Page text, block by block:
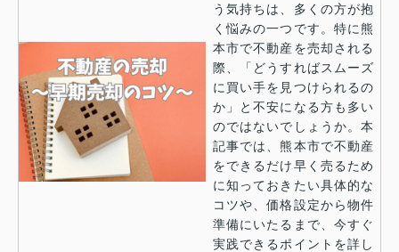
う気持ちは、多くの方が抱
く悩みの一つです。特に熊
本市で不動産を売却される
際、「どうすればスムーズ
に買い手を見つけられるの
か」と不安になる方も多い
のではないでしょうか。本
記事では、熊本市で不動産
をできるだけ早く売るため
に知っておきたい具体的な
コツや、価格設定から物件
準備にいたるまで、今すぐ
実践できるポイントを詳し